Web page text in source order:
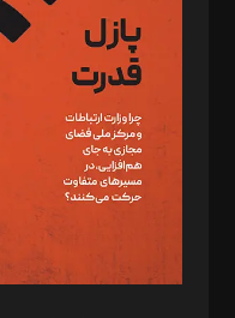
مصطفی مسجدی آرانی،
رستمی،مصطفی باستان
ویرایش: نگار استاد‌‌آقا
طراح یونیفرم: مجید توکلی
فیلمبرداری و عکاسی: امیر
گرافیک و صفحه‌آرایی:
مد‌یر توسعه تجاری: کامبیز برید‌
امور مالی: شاپور رهبری، محمد‌